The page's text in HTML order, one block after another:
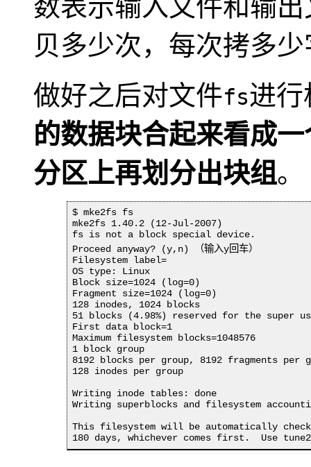
数表示输入文件和输
贝多少次，每次拷多
做好之后对文件fs进
的数据块合起来看成
分区上再划分出块组。
$ mke2fs fs
mke2fs 1.40.2 (12-Jul-2007)
fs is not a block special device.
Proceed anyway? (y,n) （输入y回车）
Filesystem label=
OS type: Linux
Block size=1024 (log=0)
Fragment size=1024 (log=0)
128 inodes, 1024 blocks
51 blocks (4.98%) reserved for the super
First data block=1
Maximum filesystem blocks=1048576
1 block group
8192 blocks per group, 8192 fragments per
128 inodes per group
Writing inode tables:
Writing superblocks and filesystem
This filesystem will be automatically
180 days, whichever comes first.  Use